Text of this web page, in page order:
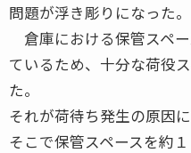
問題が浮き彫りになった。
倉庫における保管スペ
ているため、十分な荷役
た。
それが荷待ち発生の原因に
そこで保管スペースを約